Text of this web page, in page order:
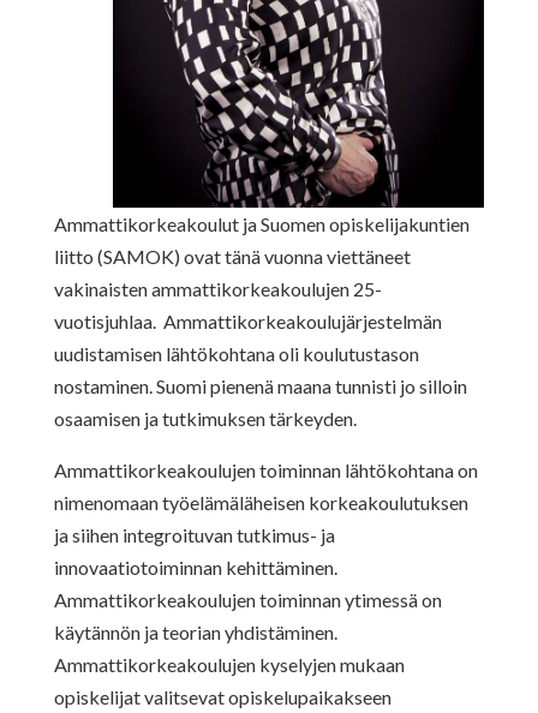
Ammattikorkeakoulut ja Suomen opiskelijakuntien
liitto (SAMOK) ovat tänä vuonna viettäneet
vakinaisten ammattikorkeakoulujen 25-
vuotisjuhlaa. Ammattikorkeakoulujärjestelmän
uudistamisen lähtökohtana oli koulutustason
nostaminen. Suomi pienenä maana tunnisti jo silloin
osaamisen ja tutkimuksen tärkeyden.
Ammattikorkeakoulujen toiminnan lähtökohtana on
nimenomaan työelämäläheisen korkeakoulutuksen
ja siihen integroituvan tutkimus- ja
innovaatiotoiminnan kehittäminen.
Ammattikorkeakoulujen toiminnan ytimessä on
käytännön ja teorian yhdistäminen.
Ammattikorkeakoulujen kyselyjen mukaan
opiskelijat valitsevat opiskelupaikakseen